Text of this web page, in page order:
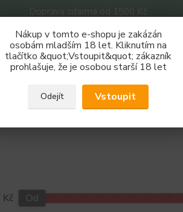
Doprava zdarma od 1500 Kč
Nákup v tomto e-shopu je zakázán
osobám mladším 18 let. Kliknutím na
tlačítko &quot;Vstoupit&quot; zákazník
prohlašuje, že je osobou starší 18 let
Odejít Vstoupit
Hledat
Kč Od
Získej slevu 3%
Zaregistruj se a nakupuj se slevou právě teď!
REGISTRAČNÍ FORMULÁŘ
Zavřít